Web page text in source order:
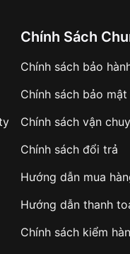
Chính Sách
Chính sách bảo
Chính sách bảo mật
Chính sách vận
Chính sách đổi trả
Hướng dẫn mua
Hướng dẫn thanh
Chính sách kiểm